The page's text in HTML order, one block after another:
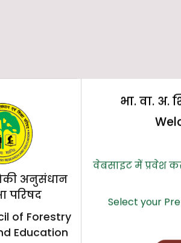
School, Forest Research Institute,
अनुसंधान
परिषद
of Forestry
Education
भा. वा. अ.
वेबसाइट में प्रवेश
Select your